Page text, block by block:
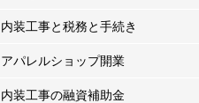
内装工事と税務と手続き
アパレルショップ開業
内装工事の融資補助金